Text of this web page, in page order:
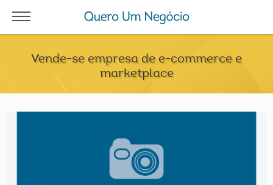
Vende-se empresa de e-commerce e
marketplace